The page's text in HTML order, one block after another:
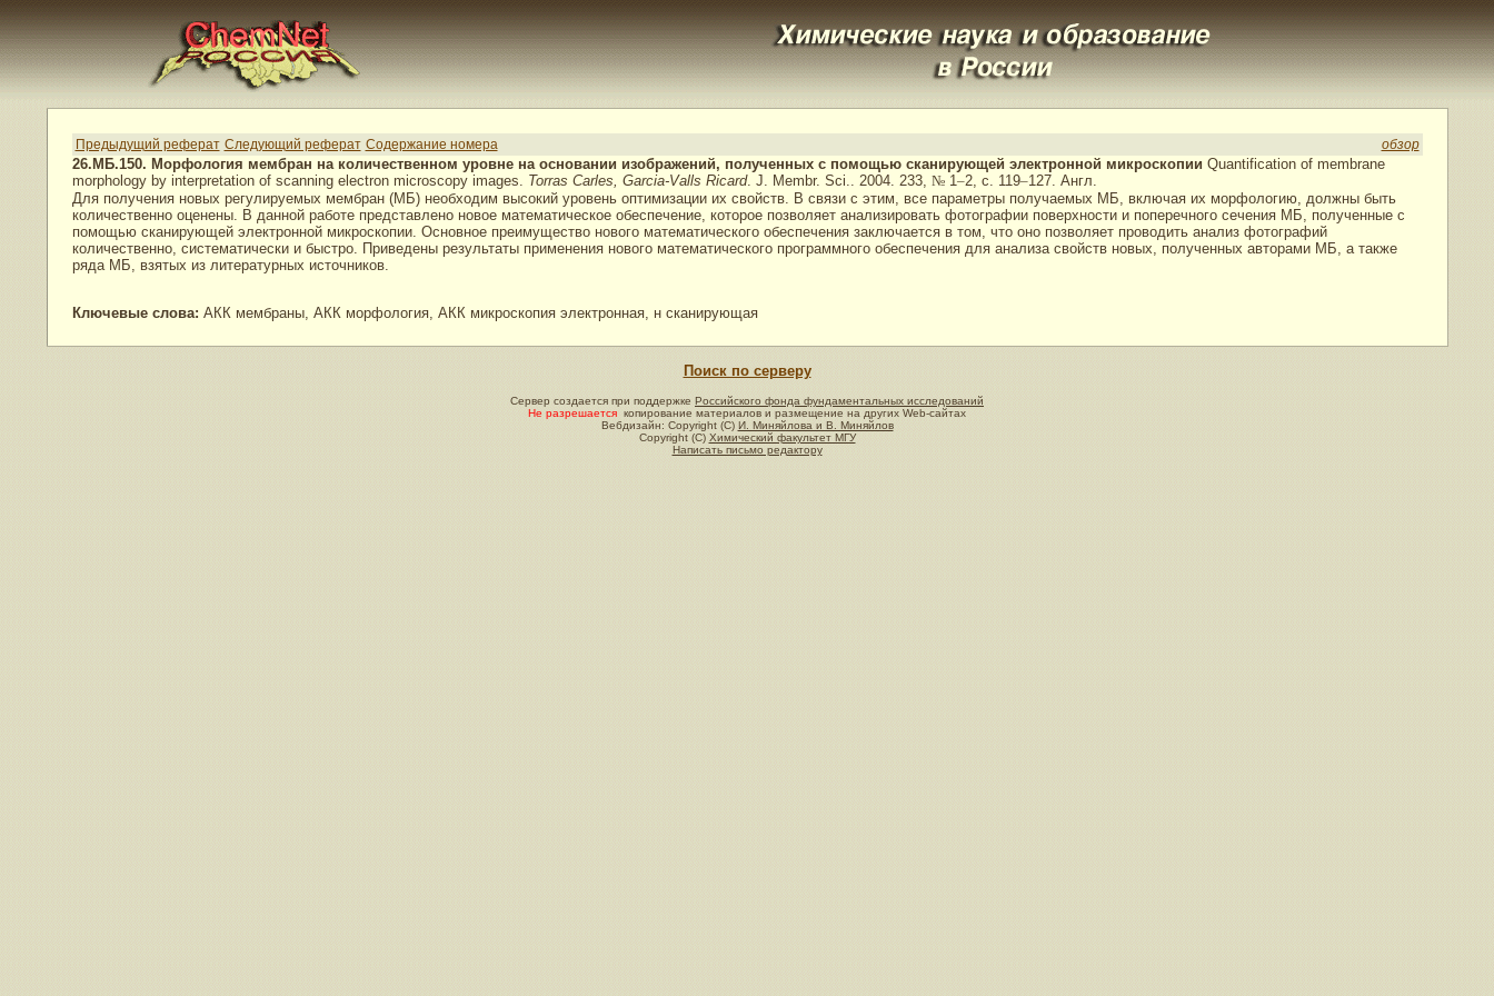
Предыдущий реферат Следующий реферат Содержание номера обзор
26.МБ.150. Морфология мембран на количественном уровне на основании изображений, полученных с помощью сканирующей электронной микроскопии Quantification of membrane
morphology by interpretation of scanning electron microscopy images. Torras Carles, Garcia-Valls Ricard. J. Membr. Sci.. 2004. 233, №1–2, с. 119–127. Англ.
Для получения новых регулируемых мембран (МБ) необходим высокий уровень оптимизации их свойств. В связи с этим, все параметры получаемых МБ, включая их морфологию, должны быть
количественно оценены. В данной работе представлено новое математическое обеспечение, которое позволяет анализировать фотографии поверхности и поперечного сечения МБ, полученные с
помощью сканирующей электронной микроскопии. Основное преимущество нового математического обеспечения заключается в том, что оно позволяет проводить анализ фотографий
количественно, систематически и быстро. Приведены результаты применения нового математического программного обеспечения для анализа свойств новых, полученных авторами МБ, а также
ряда МБ, взятых из литературных источников.
Ключевые слова: АКК мембраны, АКК морфология, АКК микроскопия электронная, н сканирующая
Поиск по серверу
Сервер создается при поддержке Российского фонда фундаментальных исследований
Не разрешается копирование материалов и размещение на других Web-сайтах
Вебдизайн: Copyright (C) И. Миняйлова и В. Миняйлов
Copyright (C) Химический факультет МГУ
Написать письмо редактору